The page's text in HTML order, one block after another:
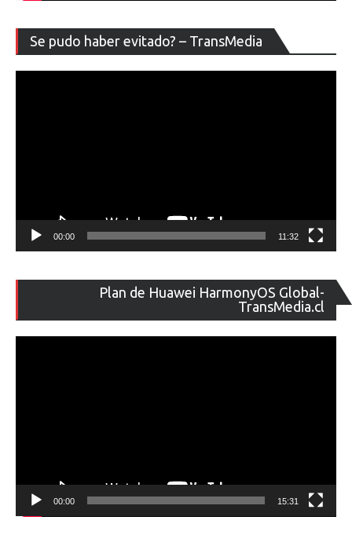
Se pudo haber evitado? – TransMedia
de
00:00 11:32
Plan de Huawei HarmonyOS Global-
TransMedia.cl
de
00:00 15:31